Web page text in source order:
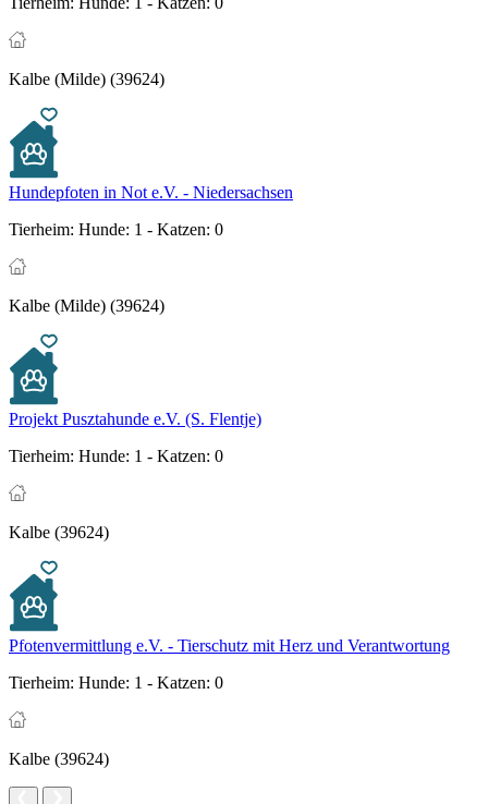
Kalbe (Milde) (39624)
Hundepfoten in Not e.V. - Niedersachsen
Tierheim: Hunde: 1 - Katzen: 0
Kalbe (Milde) (39624)
Projekt Pusztahunde e.V. (S. Flentje)
Tierheim: Hunde: 1 - Katzen: 0
Kalbe (39624)
Pfotenvermittlung e.V. - Tierschutz mit Herz und Verantwortung
Tierheim: Hunde: 1 - Katzen: 0
Kalbe (39624)